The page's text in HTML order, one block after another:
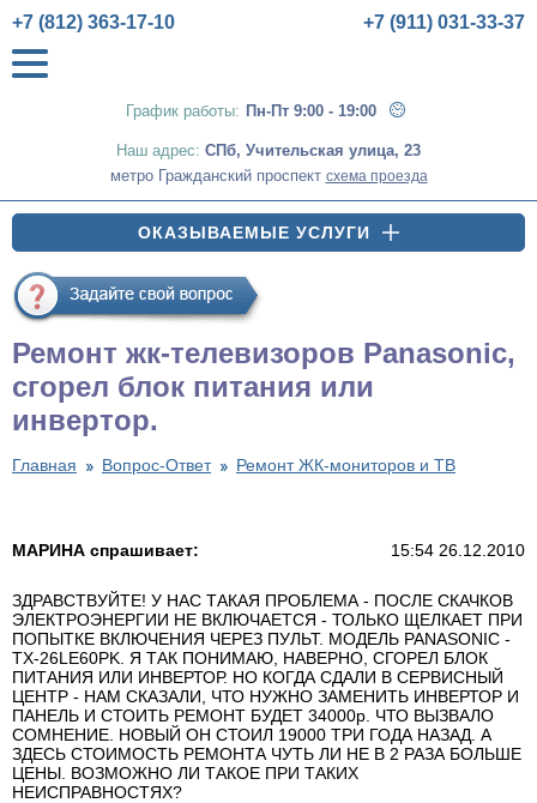
График работы: Пн-Пт 9:00 - 19:00
+7 (812) 363-17-10 +7 (911) 031-33-37
Наш адрес: СПб, Учительская улица, 23
метро Гражданский проспект схема проезда
ОКАЗЫВАЕМЫЕ УСЛУГИ
Ремонт жк-телевизоров Panasonic,
сгорел блок питания или
инвертор.
Главная Вопрос-Ответ Ремонт ЖК-мониторов и ТВ
МАРИНА спрашивает: 15:54 26.12.2010
ЗДРАВСТВУЙТЕ! У НАС ТАКАЯ ПРОБЛЕМА - ПОСЛЕ СКАЧКОВ
ЭЛЕКТРОЭНЕРГИИ НЕ ВКЛЮЧАЕТСЯ - ТОЛЬКО ЩЕЛКАЕТ ПРИ
ПОПЫТКЕ ВКЛЮЧЕНИЯ ЧЕРЕЗ ПУЛЬТ. МОДЕЛЬ PANASONIC -
TX-26LE60PK. Я ТАК ПОНИМАЮ, НАВЕРНО, СГОРЕЛ БЛОК
ПИТАНИЯ ИЛИ ИНВЕРТОР. НО КОГДА СДАЛИ В СЕРВИСНЫЙ
ЦЕНТР - НАМ СКАЗАЛИ, ЧТО НУЖНО ЗАМЕНИТЬ ИНВЕРТОР И
ПАНЕЛЬ И СТОИТЬ РЕМОНТ БУДЕТ 34000р. ЧТО ВЫЗВАЛО
СОМНЕНИЕ. НОВЫЙ ОН СТОИЛ 19000 ТРИ ГОДА НАЗАД. А
ЗДЕСЬ СТОИМОСТЬ РЕМОНТА ЧУТЬ ЛИ НЕ В 2 РАЗА БОЛЬШЕ
ЦЕНЫ. ВОЗМОЖНО ЛИ ТАКОЕ ПРИ ТАКИХ
НЕИСПРАВНОСТЯХ?